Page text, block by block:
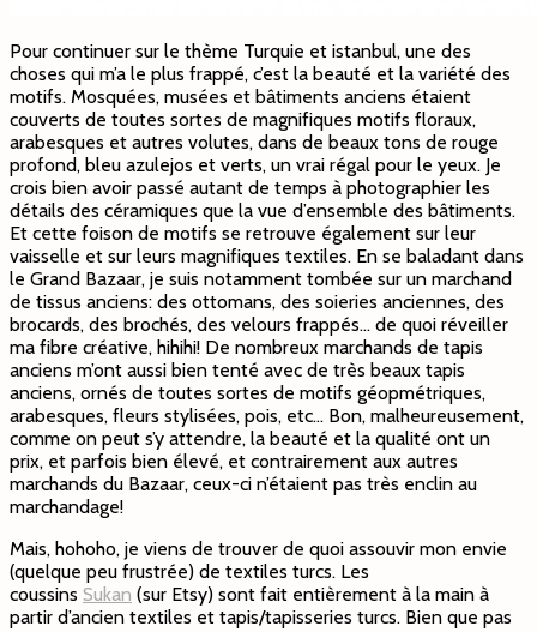
Pour continuer sur le thème Turquie et istanbul, une des
choses qui m’a le plus frappé, c’est la beauté et la variété des
motifs. Mosquées, musées et bâtiments anciens étaient
couverts de toutes sortes de magnifiques motifs floraux,
arabesques et autres volutes, dans de beaux tons de rouge
profond, bleu azulejos et verts, un vrai régal pour le yeux. Je
crois bien avoir passé autant de temps à photographier les
détails des céramiques que la vue d’ensemble des bâtiments.
Et cette foison de motifs se retrouve également sur leur
vaisselle et sur leurs magnifiques textiles. En se baladant dans
le Grand Bazaar, je suis notamment tombée sur un marchand
de tissus anciens: des ottomans, des soieries anciennes, des
brocards, des brochés, des velours frappés… de quoi réveiller
ma fibre créative, hihihi! De nombreux marchands de tapis
anciens m’ont aussi bien tenté avec de très beaux tapis
anciens, ornés de toutes sortes de motifs géopmétriques,
arabesques, fleurs stylisées, pois, etc… Bon, malheureusement,
comme on peut s’y attendre, la beauté et la qualité ont un
prix, et parfois bien élevé, et contrairement aux autres
marchands du Bazaar, ceux-ci n’étaient pas très enclin au
marchandage!
Mais, hohoho, je viens de trouver de quoi assouvir mon envie
(quelque peu frustrée) de textiles turcs. Les
coussins Sukan (sur Etsy) sont fait entièrement à la main à
partir d’ancien textiles et tapis/tapisseries turcs. Bien que pas